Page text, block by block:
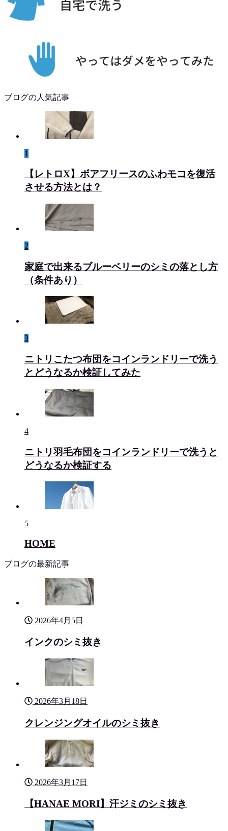
ブログの人気記事
1
【レトロX】ボアフリースのふわモコを復活
させる方法とは？
2
家庭で出来るブルーベリーのシミの落とし方
（条件あり）
3
ニトリこたつ布団をコインランドリーで洗う
とどうなるか検証してみた
4
ニトリ羽毛布団をコインランドリーで洗うと
どうなるか検証する
5
HOME
ブログの最新記事
2026年4月5日
インクのシミ抜き
2026年3月18日
クレンジングオイルのシミ抜き
2026年3月17日
【HANAE MORI】汗ジミのシミ抜き